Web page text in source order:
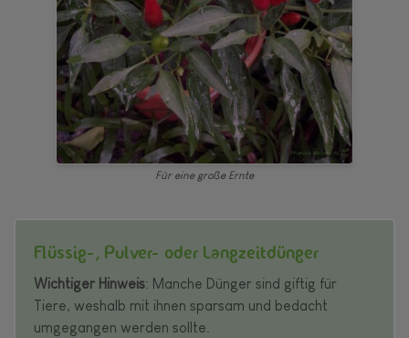
Für eine große Ernte
Flüssig-, Pulver- oder Langzeitdünger
Wichtiger Hinweis: Manche Dünger sind giftig für
Tiere, weshalb mit ihnen sparsam und bedacht
umgegangen werden sollte.